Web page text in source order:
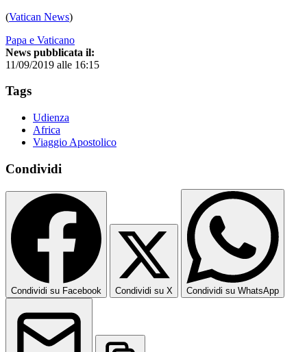
(Vatican News)
Papa e Vaticano
News pubblicata il:
11/09/2019 alle 16:15
Tags
Udienza
Africa
Viaggio Apostolico
Condividi
Condividi su Facebook Condividi su X Condividi su WhatsApp